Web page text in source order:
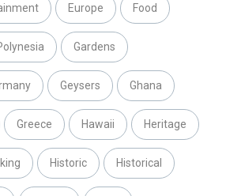
Europe Food
Gardens
Geysers Ghana
Greece Hawaii Heritage
Historic Historical